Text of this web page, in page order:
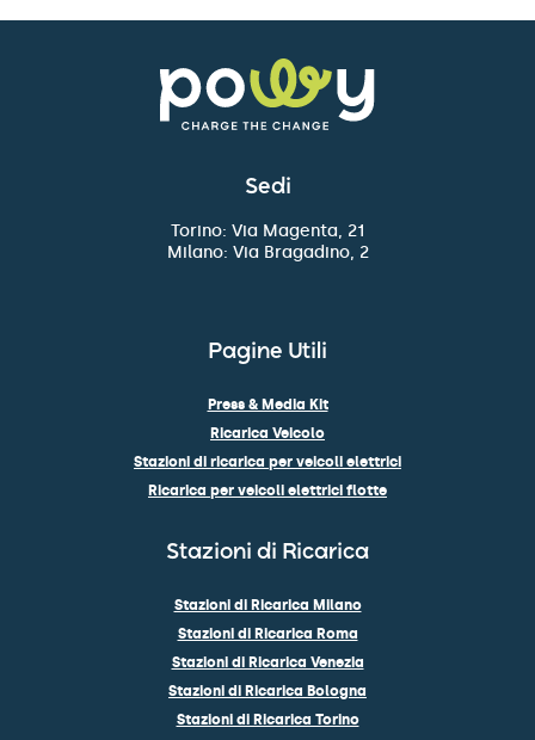
Sedi
Torino: Via Magenta, 21
Milano: Via Bragadino, 2
Pagine Utili
Press & Media Kit
Ricarica Veicolo
Stazioni di ricarica per veicoli elettrici
Ricarica per veicoli elettrici flotte
Stazioni di Ricarica
Stazioni di Ricarica Milano
Stazioni di Ricarica Roma
Stazioni di Ricarica Venezia
Stazioni di Ricarica Bologna
Stazioni di Ricarica Torino